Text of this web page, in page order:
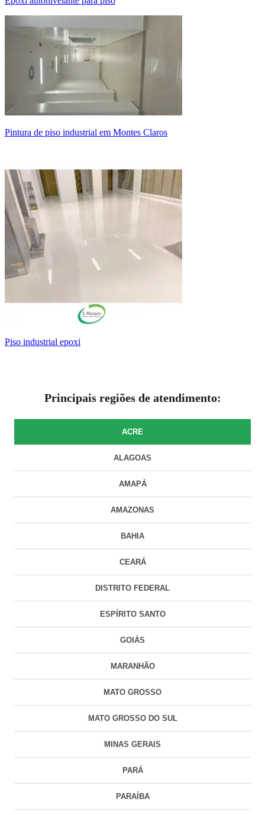
pintura de piso industrial em Montes Claros
piso industrial epoxi
Principais regiões de atendimento:
ACRE
ALAGOAS
AMAPÁ
AMAZONAS
BAHIA
CEARÁ
DISTRITO FEDERAL
ESPÍRITO SANTO
GOIÁS
MARANHÃO
MATO GROSSO
MATO GROSSO DO SUL
MINAS GERAIS
PARÁ
PARAÍBA